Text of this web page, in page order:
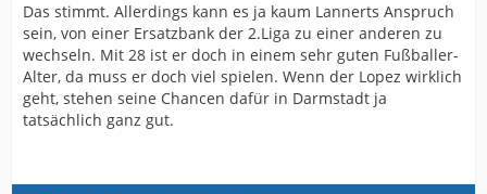
Das stimmt. Allerdings kann es ja kaum Lannerts Anspruch
sein, von einer Ersatzbank der 2.Liga zu einer anderen zu
wechseln. Mit 28 ist er doch in einem sehr guten Fußballer-
Alter, da muss er doch viel spielen. Wenn der Lopez wirklich
geht, stehen seine Chancen dafür in Darmstadt ja
tatsächlich ganz gut.